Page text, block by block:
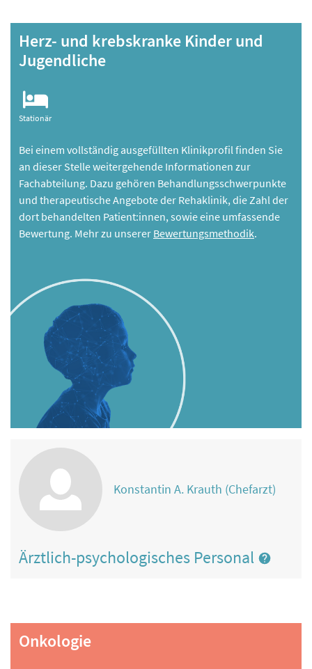
Herz- und krebskranke Kinder und
Jugendliche
Stationär
Bei einem vollständig ausgefüllten Klinikprofil finden Sie
an dieser Stelle weitergehende Informationen zur
Fachabteilung. Dazu gehören Behandlungsschwerpunkte
und therapeutische Angebote der Rehaklinik, die Zahl der
dort behandelten Patient:innen, sowie eine umfassende
Bewertung. Mehr zu unserer Bewertungsmethodik.
Konstantin A. Krauth (Chefarzt)
Ärztlich-psychologisches Personal
Onkologie